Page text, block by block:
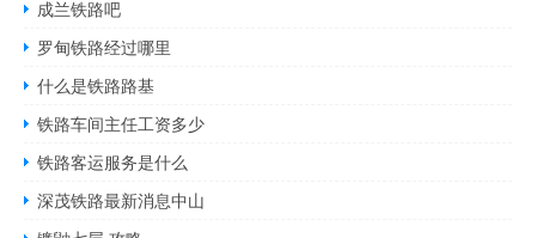
成兰铁路吧
罗甸铁路经过哪里
什么是铁路路基
铁路车间主任工资多少
铁路客运服务是什么
深茂铁路最新消息中山